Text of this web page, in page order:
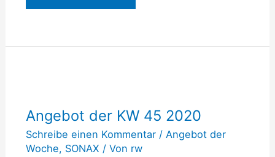
Angebot der KW 45 2020
Schreibe einen Kommentar / Angebot der
Woche, SONAX / Von rw
KW
45
2020